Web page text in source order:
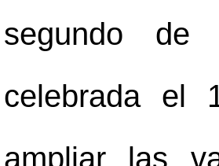
segundo de
celebrada el
ampliar las